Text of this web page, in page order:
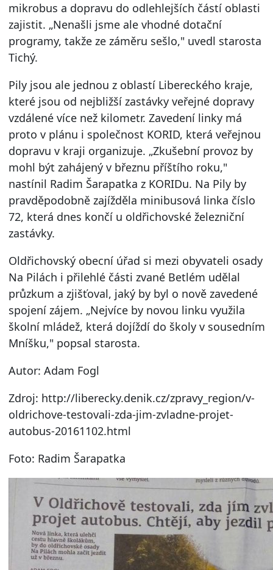
mikrobus a dopravu do odlehlejších částí oblasti
zajistit. „Nenašli jsme ale vhodné dotační
programy, takže ze záměru sešlo," uvedl starosta
Tichý.
Pily jsou ale jednou z oblastí Libereckého kraje,
které jsou od nejbližší zastávky veřejné dopravy
vzdálené více než kilometr. Zavedení linky má
proto v plánu i společnost KORID, která veřejnou
dopravu v kraji organizuje. „Zkušební provoz by
mohl být zahájený v březnu příštího roku,"
nastínil Radim Šarapatka z KORIDu. Na Pily by
pravděpodobně zajížděla minibusová linka číslo
72, která dnes končí u oldřichovské železniční
zastávky.
Oldřichovský obecní úřad si mezi obyvateli osady
Na Pilách i přilehlé části zvané Betlém udělal
průzkum a zjišťoval, jaký by byl o nově zavedené
spojení zájem. „Nejvíce by novou linku využila
školní mládež, která dojíždí do školy v sousedním
Mníšku," popsal starosta.
Autor: Adam Fogl
Zdroj: http://liberecky.denik.cz/zpravy_region/v-
oldrichove-testovali-zda-jim-zvladne-projet-
autobus-20161102.html
Foto: Radim Šarapatka